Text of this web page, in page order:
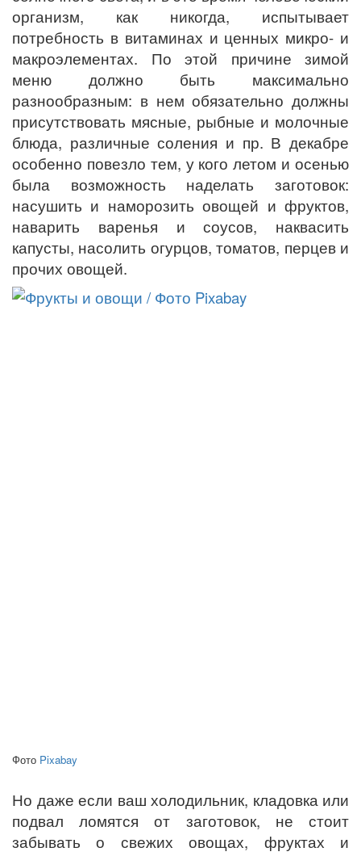
организм, как никогда, испытывает
потребность в витаминах и ценных микро- и
макроэлементах. По этой причине зимой
меню должно быть максимально
разнообразным: в нем обязательно должны
присутствовать мясные, рыбные и молочные
блюда, различные соления и пр. В декабре
особенно повезло тем, у кого летом и осенью
была возможность наделать заготовок:
насушить и наморозить овощей и фруктов,
наварить варенья и соусов, наквасить
капусты, насолить огурцов, томатов, перцев и
прочих овощей.
Фото Pixabay
Но даже если ваш холодильник, кладовка или
подвал ломятся от заготовок, не стоит
забывать о свежих овощах, фруктах и